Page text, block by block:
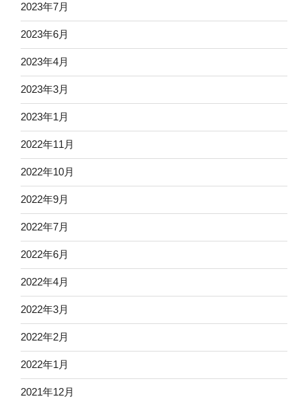
2023年7月
2023年6月
2023年4月
2023年3月
2023年1月
2022年11月
2022年10月
2022年9月
2022年7月
2022年6月
2022年4月
2022年3月
2022年2月
2022年1月
2021年12月